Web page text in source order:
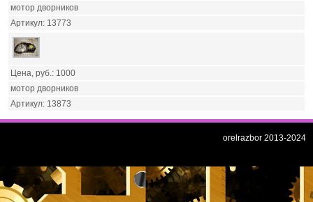
мотор дворников
13773
1000
мотор дворников
13873
orelrazbor 2013-2024